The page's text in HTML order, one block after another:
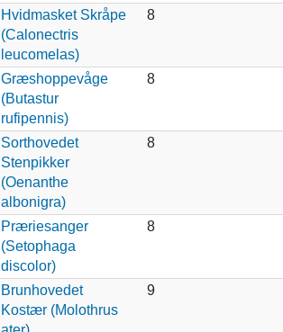
Hvidmasket Skråpe
(Calonectris
leucomelas)
8
Græshoppevåge
(Butastur
rufipennis)
8
Sorthovedet
Stenpikker
(Oenanthe
albonigra)
8
Præriesanger
(Setophaga
discolor)
8
Brunhovedet
Kostær (Molothrus
9